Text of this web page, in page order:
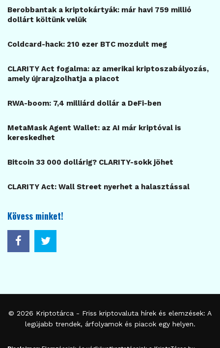
Berobbantak a kriptokártyák: már havi 759 millió
dollárt költünk velük
Coldcard-hack: 210 ezer BTC mozdult meg
CLARITY Act fogalma: az amerikai kriptoszabályozás,
amely újrarajzolhatja a piacot
RWA-boom: 7,4 milliárd dollár a DeFi-ben
MetaMask Agent Wallet: az AI már kriptóval is
kereskedhet
Bitcoin 33 000 dollárig? CLARITY-sokk jöhet
CLARITY Act: Wall Street nyerhet a halasztással
Kövess minket!
© 2026 Kriptotárca - Friss kriptovaluta hírek és elemzések: A
legújabb trendek, árfolyamok és piacok egy helyen.